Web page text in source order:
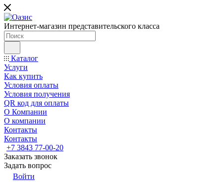
Интернет-магазин представительского класса
Каталог
Услуги
Как купить
Условия оплаты
Условия получения
QR код для оплаты
О Компании
О компании
Контакты
Контакты
+7 3843 77-00-20
Заказать звонок
Задать вопрос
Войти